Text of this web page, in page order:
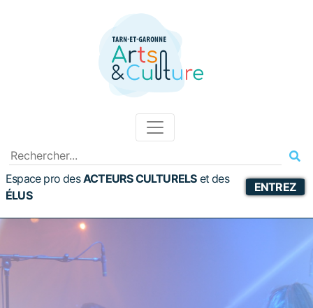
Espace pro desACTEURS CULTURELS etdes
ÉLUS
ENTREZ